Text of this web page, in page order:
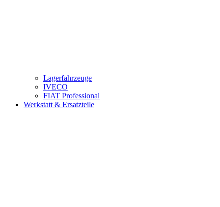
Lagerfahrzeuge
IVECO
FIAT Professional
Werkstatt & Ersatzteile